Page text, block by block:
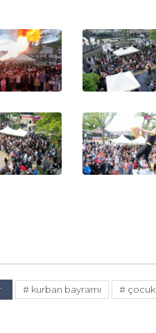
# kurban bayramı # çocuk